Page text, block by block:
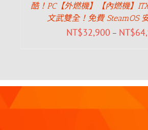
酷！PC【外燃機】【內燃機】
文武雙全！免費 SteamOS
NT$32,900 – NT$